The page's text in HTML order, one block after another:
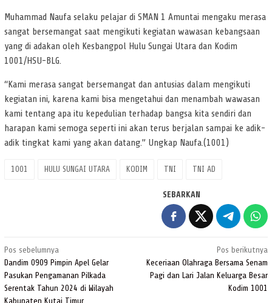
Muhammad Naufa selaku pelajar di SMAN 1 Amuntai mengaku merasa
sangat bersemangat saat mengikuti kegiatan wawasan kebangsaan
yang di adakan oleh Kesbangpol Hulu Sungai Utara dan Kodim
1001/HSU-BLG.
“Kami merasa sangat bersemangat dan antusias dalam mengikuti
kegiatan ini, karena kami bisa mengetahui dan menambah wawasan
kami tentang apa itu kepedulian terhadap bangsa kita sendiri dan
harapan kami semoga seperti ini akan terus berjalan sampai ke adik-
adik tingkat kami yang akan datang.” Ungkap Naufa.(1001)
1001 HULU SUNGAI UTARA KODIM TNI TNI AD
SEBARKAN
Navigasi
pos
Pos sebelumnya
Dandim 0909 Pimpin Apel Gelar
Pasukan Pengamanan Pilkada
Serentak Tahun 2024 di Wilayah
Kabupaten Kutai Timur
Pos berikutnya
Keceriaan Olahraga Bersama Senam
Pagi dan Lari Jalan Keluarga Besar
Kodim 1001